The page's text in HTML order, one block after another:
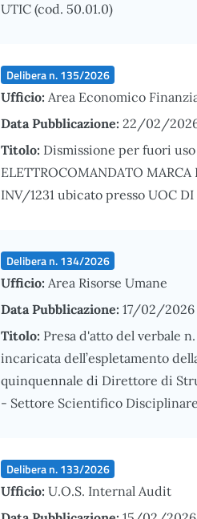
UTIC (cod. 50.01.0)
Delibera n. 135/2026
Ufficio: Area Economico
Data Pubblicazione: 22/02/
Titolo: Dismissione per fuori
ELETTROCOMANDATO
INV/1231 ubicato presso UOC
Delibera n. 134/2026
Ufficio: Area Risorse Umane
Data Pubblicazione: 17/02/2026
Titolo: Presa d'atto del verbale
incaricata dell’espletamento
quinquennale di Direttore di
- Settore Scientifico
Delibera n. 133/2026
Ufficio: U.O.S. Internal Audit